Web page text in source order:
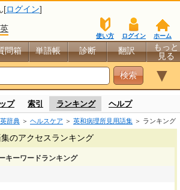
[ログイン]
ホーム
ログイン
使い方
問箱 単語帳 診断 翻訳
もっと
見る
▼
プ 索引 ランキング ヘルプ
辞典 ＞ ヘルスケア ＞ 英和病理所見用語集 ＞ ランキング
のアクセスランキング
キーワードランキング